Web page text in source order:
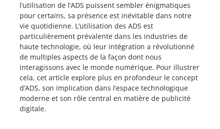
l’utilisation de l’ADS puissent sembler énigmatiques
pour certains, sa présence est inévitable dans notre
vie quotidienne. L’utilisation des ADS est
particulièrement prévalente dans les industries de
haute technologie, où leur intégration a révolutionné
de multiples aspects de la façon dont nous
interagissons avec le monde numérique. Pour illustrer
cela, cet article explore plus en profondeur le concept
d’ADS, son implication dans l’espace technologique
moderne et son rôle central en matière de publicité
digitale.